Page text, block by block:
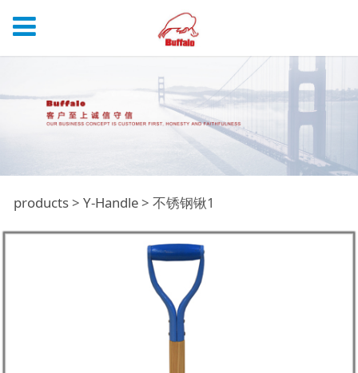
不锈钢锹1
products> Y-Handle> 不锈钢锹1